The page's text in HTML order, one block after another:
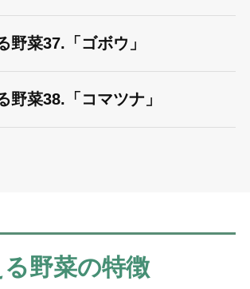
野菜37.「ゴボウ」
野菜38.「コマツナ」
野菜の特徴